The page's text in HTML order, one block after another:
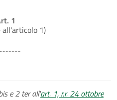
1
all'articolo 1)
e 2 ter all'art. 1, r.r. 24 ottobre